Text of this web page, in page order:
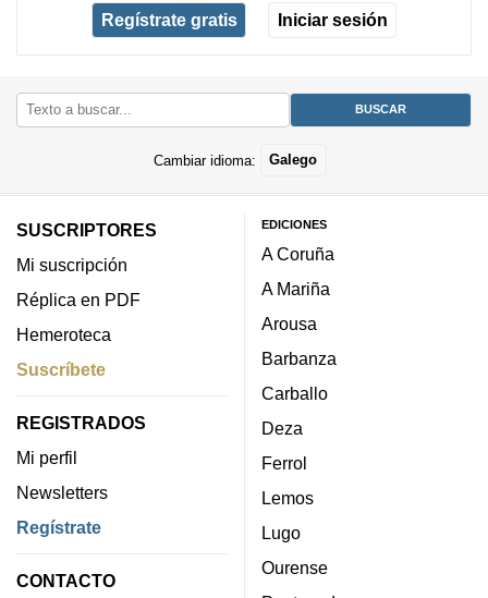
Regístrate gratis Iniciar sesión
Cambiar idioma: Galego
SUSCRIPTORES
Mi suscripción
Réplica en PDF
Hemeroteca
Suscríbete
REGISTRADOS
Mi perfil
Newsletters
Regístrate
CONTACTO
EDICIONES
A Coruña
A Mariña
Arousa
Barbanza
Carballo
Deza
Ferrol
Lemos
Lugo
Ourense